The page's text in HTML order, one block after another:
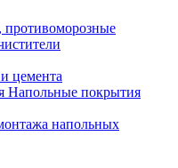
цемента
Напольные покрытия
напольных